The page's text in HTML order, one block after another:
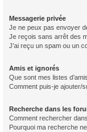
Messagerie privée
Je ne peux pas envoyer
Je reçois sans arrêt des
J’ai reçu un spam ou un
Amis et ignorés
Que sont mes listes
Comment puis-je ajouter/
Recherche dans les
Comment rechercher
Pourquoi ma recherche